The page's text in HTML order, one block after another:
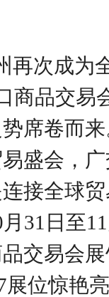
再次成为
商品交易
席卷而
盛会，
接全球
31日至
交易会
位惊艳